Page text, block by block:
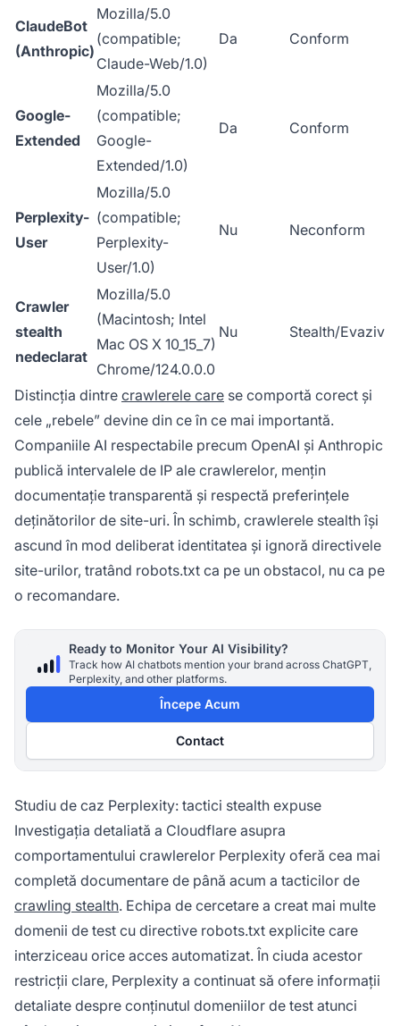
ClaudeBot
(Anthropic)
Mozilla/5.0
(compatible;
Claude-Web/1.0)
Da Conform
Google-
Extended
Mozilla/5.0
(compatible;
Google-
Extended/1.0)
Da Conform
Perplexity-
User
Mozilla/5.0
(compatible;
Perplexity-
User/1.0)
Nu Neconform
Crawler
stealth
nedeclarat
Mozilla/5.0
(Macintosh; Intel
Mac OS X 10_15_7)
Chrome/124.0.0.0
Nu Stealth/Evaziv
Distincția dintre crawlerele care se comportă corect și
cele „rebele” devine din ce în ce mai importantă.
Companiile AI respectabile precum OpenAI și Anthropic
publică intervalele de IP ale crawlerelor, mențin
documentație transparentă și respectă preferințele
deținătorilor de site-uri. În schimb, crawlerele stealth își
ascund în mod deliberat identitatea și ignoră directivele
site-urilor, tratând robots.txt ca pe un obstacol, nu ca pe
o recomandare.
Ready to Monitor Your AI Visibility?
Track how AI chatbots mention your brand across ChatGPT,
Perplexity, and other platforms.
Începe Acum
Contact
Studiu de caz Perplexity: tactici stealth expuse
Investigația detaliată a Cloudflare asupra
comportamentului crawlerelor Perplexity oferă cea mai
completă documentare de până acum a tacticilor de
crawling stealth. Echipa de cercetare a creat mai multe
domenii de test cu directive robots.txt explicite care
interziceau orice acces automatizat. În ciuda acestor
restricții clare, Perplexity a continuat să ofere informații
detaliate despre conținutul domeniilor de test atunci